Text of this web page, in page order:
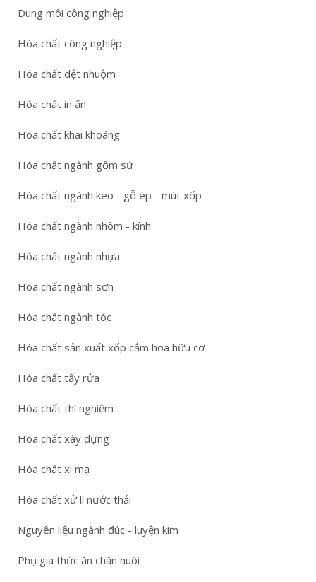
Dung môi công nghiệp
Hóa chất công nghiệp
Hóa chất dệt nhuộm
Hóa chất in ấn
Hóa chất khai khoáng
Hóa chất ngành gốm sứ
Hóa chất ngành keo - gỗ ép - mút xốp
Hóa chất ngành nhôm - kính
Hóa chất ngành nhựa
Hóa chất ngành sơn
Hóa chất ngành tóc
Hóa chất sản xuất xốp cắm hoa hữu cơ
Hóa chất tẩy rửa
Hóa chất thí nghiệm
Hóa chất xây dựng
Hóa chất xi mạ
Hóa chất xử lí nước thải
Nguyên liệu ngành đúc - luyện kim
Phụ gia thức ăn chăn nuôi